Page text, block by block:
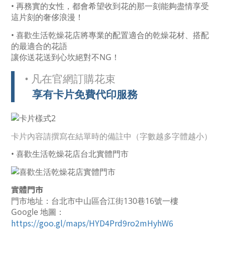
• 再務實的女性，都會希望收到花的那一刻能夠盡情享受
這片刻的奢侈浪漫！
• 喜歡生活乾燥花店將專業的配置適合的乾燥花材、搭配
的最適合的花語
讓你送花送到心坎絕對不NG！
• 凡在官網訂購花束
享有卡片免費代印服務
卡片內容請撰寫在結單時的備註中（字數越多字體越小）
• 喜歡生活乾燥花店台北實體門市
實體門市
門市地址：台北市中山區合江街130巷16號一樓
Google 地圖：
https://goo.gl/maps/HYD4Prd9ro2mHyhW6